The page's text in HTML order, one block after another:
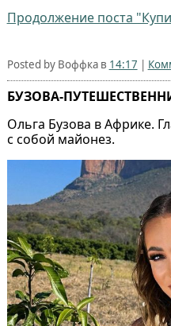
Продолжение поста
Posted by Воффка в 14:17 |
БУЗОВА-
Ольга Бузова в Африке.
с собой майонез.